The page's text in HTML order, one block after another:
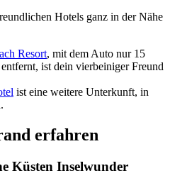
Hotels ganz in der Nähe
Resort, mit dem Auto nur 15
ist dein vierbeiniger Freund
ist eine weitere Unterkunft, in
erfahren
Küsten Inselwunder